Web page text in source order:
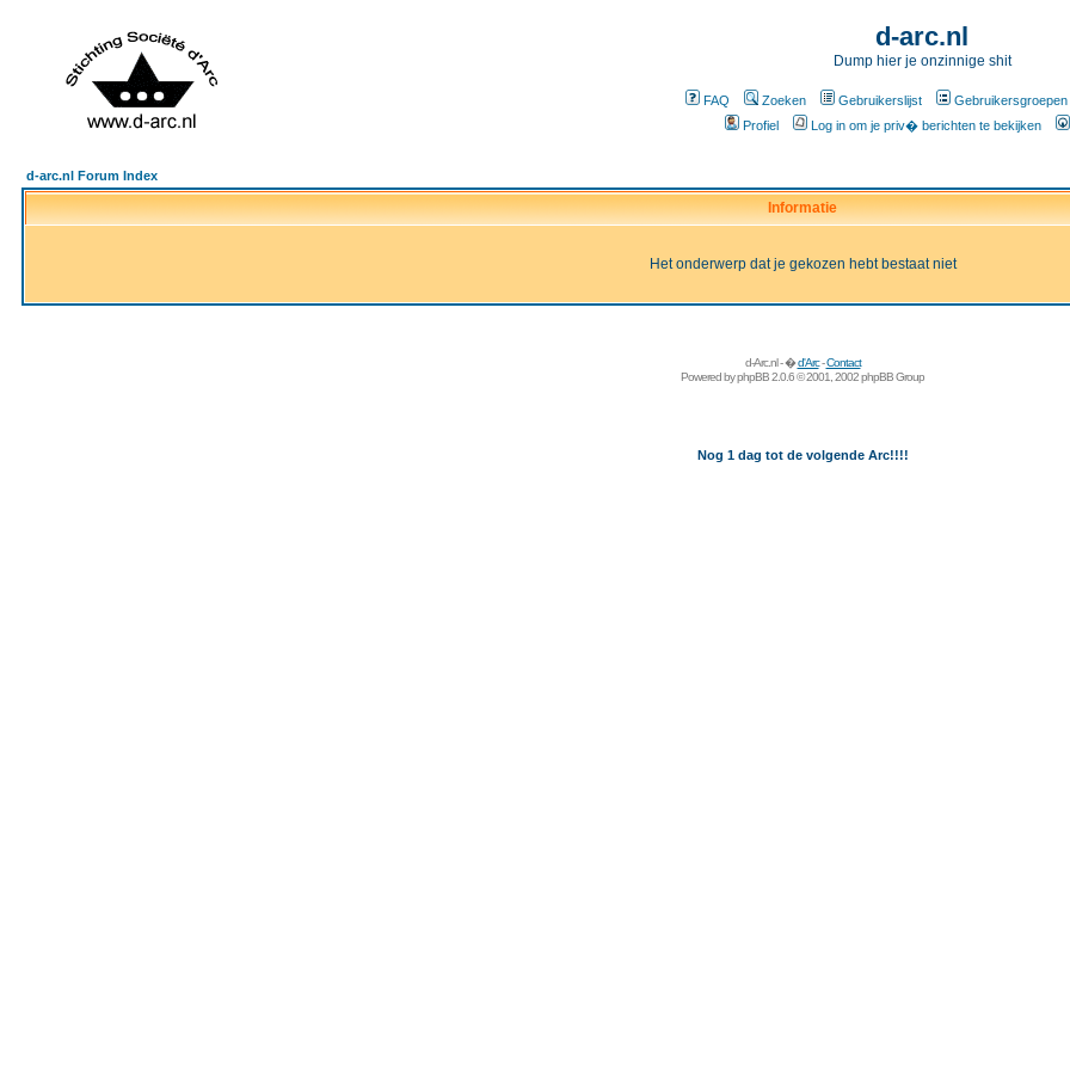
d-arc.nl
Dump hier je onzinnige shit
FAQ Zoeken Gebruikerslijst Gebruikersgroepen
Profiel
Log in om je priv� berichten te bekijken
d-arc.nl Forum Index
Informatie
Het onderwerp dat je gekozen hebt bestaat niet
d-Arc.nl - �d'Arc-Contact
Powered byphpBB2.0.6 © 2001, 2002 phpBB Group
Nog 1 dag tot de volgende Arc!!!!